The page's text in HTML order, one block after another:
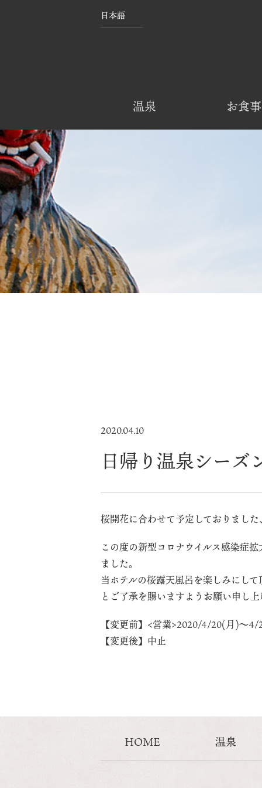
日本語
温泉 お食事
2020.04.10
日帰り温泉シーズ
桜開花に合わせて予定しておりまし
この度の新型コロナウイルス感染症
ました。
当ホテルの桜露天風呂を楽しみにし
とご了承を賜いますようお願い申し
【変更前】<営業>2020/4/20(月)～
【変更後】中止
HOME 温泉